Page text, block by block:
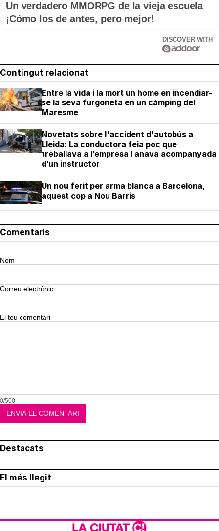
Un verdadero MMORPG de la vieja escuela
¡Cómo los de antes, pero mejor!
DISCOVER WITH
Contingut relacionat
Entre la vida i la mort un home en incendiar-
se la seva furgoneta en un càmping del
Maresme
Novetats sobre l'accident d'autobús a
Lleida: La conductora feia poc que
treballava a l’empresa i anava acompanyada
d’un instructor
Un nou ferit per arma blanca a Barcelona,
aquest cop a Nou Barris
Comentaris
Nom
Correu electrònic
El teu comentari
0/500
Destacats
El més llegit